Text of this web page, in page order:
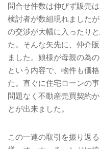
問合せ件数は伸びず販売
検討者が数組現れました
の交渉が大幅に入ったり
た。そんな矢先に、仲介
ました。娘様が母親の為
という内容で、物件も価
た。直ぐに住宅ローンの
問題なく不動産売買契約
とが出来ました。
この一連の取引を振り返